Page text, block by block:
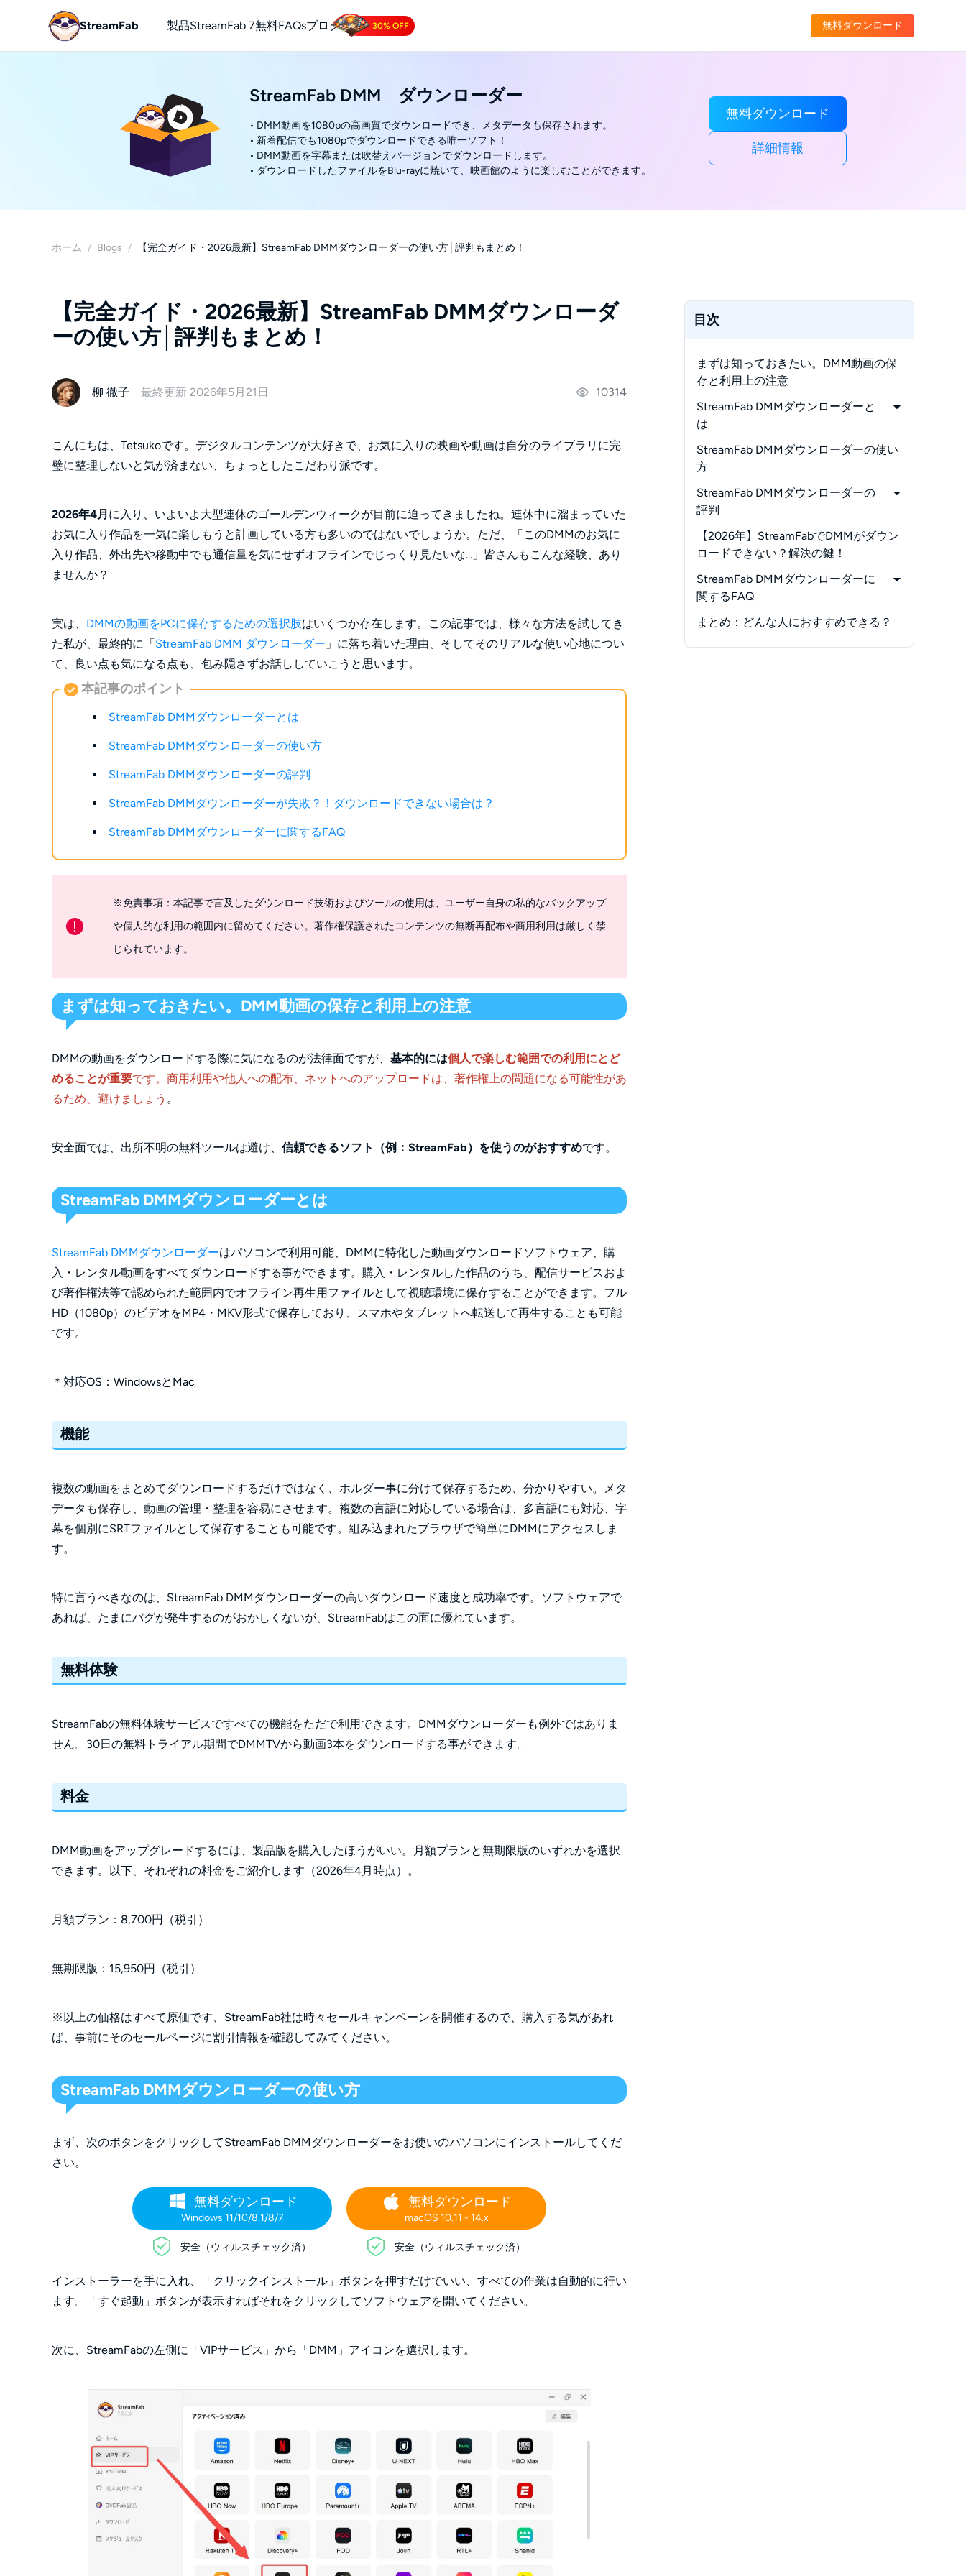
StreamFab 製品StreamFab 7無料
無料でYouTube動画をダウンロードする.
FAQsブログ 30% OFF 無料ダウンロード
StreamFab DMM ダウンローダー
• DMM動画を1080pの高画質でダウンロードでき、メタデータも保存されます。
• 新着配信でも1080pでダウンロードできる唯一ソフト！
• DMM動画を字幕または吹替えバージョンでダウンロードします。
• ダウンロードしたファイルをBlu-rayに焼いて、映画館のように楽しむことができます。
無料ダウンロード
詳細情報
ホーム / Blogs / 【完全ガイド・2026最新】StreamFab DMMダウンローダーの使い方│評判もまとめ！
【完全ガイド・2026最新】StreamFab DMMダウンローダ
ーの使い方│評判もまとめ！
柳 徹子 最終更新 2026年5月21日 10314
こんにちは、Tetsukoです。デジタルコンテンツが大好きで、お気に入りの映画や動画は自分のライブラリに完
璧に整理しないと気が済まない、ちょっとしたこだわり派です。
2026年4月 に入り、いよいよ大型連休のゴールデンウィークが目前に迫ってきましたね。連休中に溜まっていた
お気に入り作品を一気に楽しもうと計画している方も多いのではないでしょうか。ただ、「このDMMのお気に
入り作品、外出先や移動中でも通信量を気にせずオフラインでじっくり見たいな...」皆さんもこんな経験、あり
ませんか？
実は、 DMMの動画をPCに保存するための選択肢はいくつか存在します。この記事では、様々な方法を試してき
た私が、最終的に「StreamFab DMM ダウンローダー 」に落ち着いた理由、そしてそのリアルな使い心地につい
て、良い点も気になる点も、包み隠さずお話ししていこうと思います。
本記事のポイント
StreamFab DMMダウンローダーとは
StreamFab DMMダウンローダーの使い方
StreamFab DMMダウンローダーの評判
StreamFab DMMダウンローダーが失敗？！ダウンロードできない場合は？
StreamFab DMMダウンローダーに関するFAQ
!
※免責事項：本記事で言及したダウンロード技術およびツールの使用は、ユーザー自身の私的なバックアップ
や個人的な利用の範囲内に留めてください。著作権保護されたコンテンツの無断再配布や商用利用は厳しく禁
じられています。
まずは知っておきたい。DMM動画の保存と利用上の注意
DMMの動画をダウンロードする際に気になるのが法律面ですが、 基本的には個人で楽しむ範囲での利用にとど
めることが重要です。商用利用や他人への配布、ネットへのアップロードは、著作権上の問題になる可能性があ
るため、避けましょう 。
安全面では、出所不明の無料ツールは避け、 信頼できるソフト（例：StreamFab）を使うのがおすすめです。
StreamFab DMMダウンローダーとは
StreamFab DMMダウンローダーはパソコンで利用可能、DMMに特化した動画ダウンロードソフトウェア、購
入・レンタル動画をすべてダウンロードする事ができます。 購入・レンタルした作品のうち、配信サービスおよ
び著作権法等で認められた範囲内でオフライン再生用ファイルとして視聴環境に保存することができます。 フル
HD（1080p）のビデオをMP4・MKV形式で保存しており、スマホやタブレットへ転送して再生することも可能
です。
＊対応OS：WindowsとMac
機能
複数の動画をまとめてダウンロードするだけではなく、ホルダー事に分けて保存するため、分かりやすい。メタ
データも保存し、動画の管理・整理を容易にさせます。複数の言語に対応している場合は、多言語にも対応、字
幕を個別にSRTファイルとして保存することも可能です。組み込まれたブラウザで簡単にDMMにアクセスしま
す。
特に言うべきなのは、StreamFab DMMダウンローダーの高いダウンロード速度と成功率です。ソフトウェアで
あれば、たまにバグが発生するのがおかしくないが、StreamFabはこの面に優れています。
無料体験
StreamFabの無料体験サービスですべての機能をただで利用できます。DMMダウンローダーも例外ではありま
せん。30日の無料トライアル期間でDMMTVから動画3本をダウンロードする事ができます。
料金
DMM動画をアップグレードするには、製品版を購入したほうがいい。月額プランと無期限版のいずれかを選択
できます。以下、それぞれの料金をご紹介します（2026年4月時点）。
月額プラン：8,700円（税引）
無期限版：15,950円（税引）
※以上の価格はすべて原価です、StreamFab社は時々セールキャンペーンを開催するので、購入する気があれ
ば、事前にそのセールページに割引情報を確認してみてください。
StreamFab DMMダウンローダーの使い方
まず、次のボタンをクリックしてStreamFab DMMダウンローダーをお使いのパソコンにインストールしてくだ
さい。
無料ダウンロード
Windows 11/10/8.1/8/7
安全（ウィルスチェック済）
無料ダウンロード
macOS 10.11 - 14.x
安全（ウィルスチェック済）
インストーラーを手に入れ、「クリックインストール」ボタンを押すだけでいい、すべての作業は自動的に行い
ます。「すぐ起動」ボタンが表示すればそれをクリックしてソフトウェアを開いてください。
次に、StreamFabの左側に「VIPサービス」から「DMM」アイコンを選択します。
目次
まずは知っておきたい。DMM動画の保
存と利用上の注意
StreamFab DMMダウンローダーと
は
- 機能
-
-
StreamFab DMMダウンローダーの使い
方
StreamFab DMMダウンローダーの
評判
外部レビュー
- 利用者の声
-
徹子の使用レビュー！
【2026年】StreamFabでDMMがダウン
ロードできない？解決の鍵！
StreamFab DMMダウンローダーに
関するFAQ
-
DMM画質はどうやって設定します
まとめ：どんな人におすすめできる？